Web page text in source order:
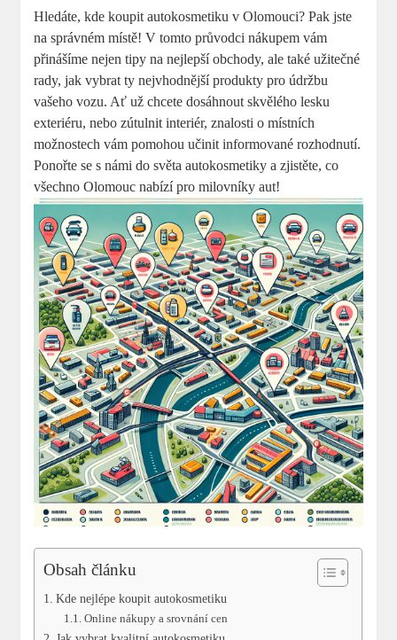
Hledáte, kde koupit autokosmetiku v Olomouci? Pak jste
na správném místě! V tomto průvodci nákupem vám
přinášíme nejen tipy na nejlepší obchody, ale také užitečné
rady, jak vybrat ty nejvhodnější produkty pro údržbu
vašeho vozu. Ať už chcete dosáhnout skvělého lesku
exteriéru, nebo zútulnit interiér, znalosti o místních
možnostech vám pomohou učinit informované rozhodnutí.
Ponořte se s námi do světa autokosmetiky a zjistěte, co
všechno Olomouc nabízí pro milovníky aut!
Obsah článku
Kde nejlépe koupit autokosmetiku
Online nákupy a srovnání cen